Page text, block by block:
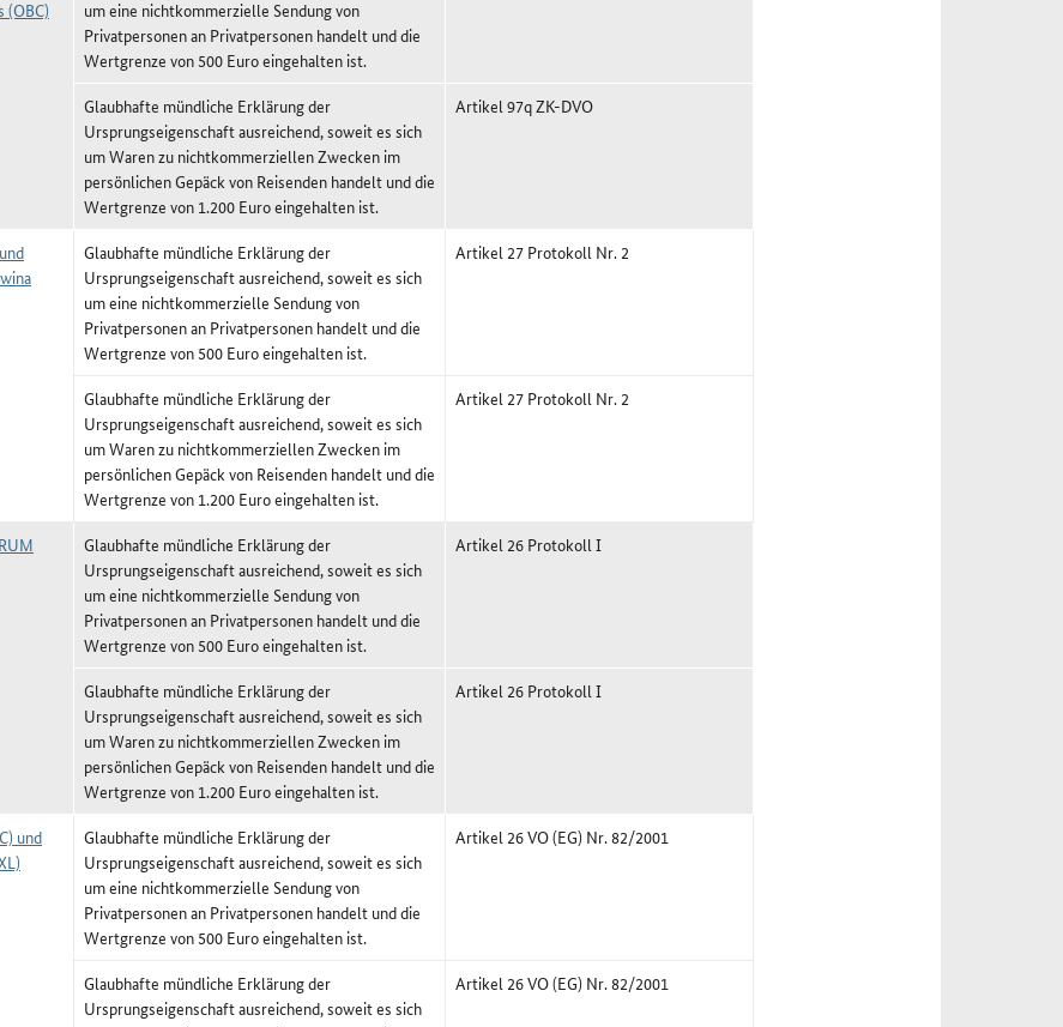
(OBC)
um eine nichtkommerzielle Sendung von
Privatpersonen an Privatpersonen handelt und die
Wertgrenze von 500 Euro eingehalten ist.
Glaubhafte mündliche Erklärung der
Ursprungseigenschaft ausreichend, soweit es sich
um Waren zu nichtkommerziellen Zwecken im
persönlichen Gepäck von Reisenden handelt und die
Wertgrenze von 1.200 Euro eingehalten ist.
Artikel 97q ZK-DVO
Glaubhafte mündliche Erklärung der
Ursprungseigenschaft ausreichend, soweit es sich
um eine nichtkommerzielle Sendung von
Privatpersonen an Privatpersonen handelt und die
Wertgrenze von 500 Euro eingehalten ist.
Artikel 27 Protokoll Nr. 2
Glaubhafte mündliche Erklärung der
Ursprungseigenschaft ausreichend, soweit es sich
um Waren zu nichtkommerziellen Zwecken im
persönlichen Gepäck von Reisenden handelt und die
Wertgrenze von 1.200 Euro eingehalten ist.
Artikel 27 Protokoll Nr. 2
Glaubhafte mündliche Erklärung der
Ursprungseigenschaft ausreichend, soweit es sich
um eine nichtkommerzielle Sendung von
Privatpersonen an Privatpersonen handelt und die
Wertgrenze von 500 Euro eingehalten ist.
Artikel 26 Protokoll I
Glaubhafte mündliche Erklärung der
Ursprungseigenschaft ausreichend, soweit es sich
um Waren zu nichtkommerziellen Zwecken im
persönlichen Gepäck von Reisenden handelt und die
Wertgrenze von 1.200 Euro eingehalten ist.
Artikel 26 Protokoll I
und
Glaubhafte mündliche Erklärung der
Ursprungseigenschaft ausreichend, soweit es sich
um eine nichtkommerzielle Sendung von
Privatpersonen an Privatpersonen handelt und die
Wertgrenze von 500 Euro eingehalten ist.
Artikel 26 VO (EG) Nr. 82/2001
Glaubhafte mündliche Erklärung der
Ursprungseigenschaft ausreichend, soweit es sich
Artikel 26 VO (EG) Nr. 82/2001